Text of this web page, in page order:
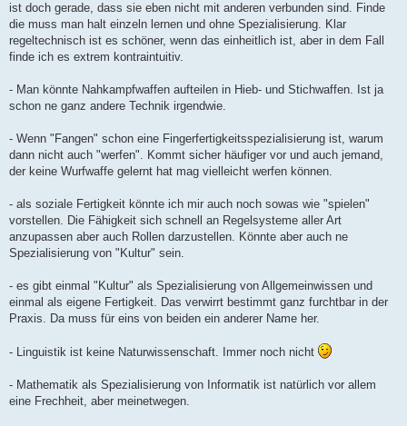
ist doch gerade, dass sie eben nicht mit anderen verbunden sind. Finde
die muss man halt einzeln lernen und ohne Spezialisierung. Klar
regeltechnisch ist es schöner, wenn das einheitlich ist, aber in dem Fall
finde ich es extrem kontraintuitiv.
- Man könnte Nahkampfwaffen aufteilen in Hieb- und Stichwaffen. Ist ja
schon ne ganz andere Technik irgendwie.
- Wenn "Fangen" schon eine Fingerfertigkeitsspezialisierung ist, warum
dann nicht auch "werfen". Kommt sicher häufiger vor und auch jemand,
der keine Wurfwaffe gelernt hat mag vielleicht werfen können.
- als soziale Fertigkeit könnte ich mir auch noch sowas wie "spielen"
vorstellen. Die Fähigkeit sich schnell an Regelsysteme aller Art
anzupassen aber auch Rollen darzustellen. Könnte aber auch ne
Spezialisierung von "Kultur" sein.
- es gibt einmal "Kultur" als Spezialisierung von Allgemeinwissen und
einmal als eigene Fertigkeit. Das verwirrt bestimmt ganz furchtbar in der
Praxis. Da muss für eins von beiden ein anderer Name her.
- Linguistik ist keine Naturwissenschaft. Immer noch nicht
- Mathematik als Spezialisierung von Informatik ist natürlich vor allem
eine Frechheit, aber meinetwegen.